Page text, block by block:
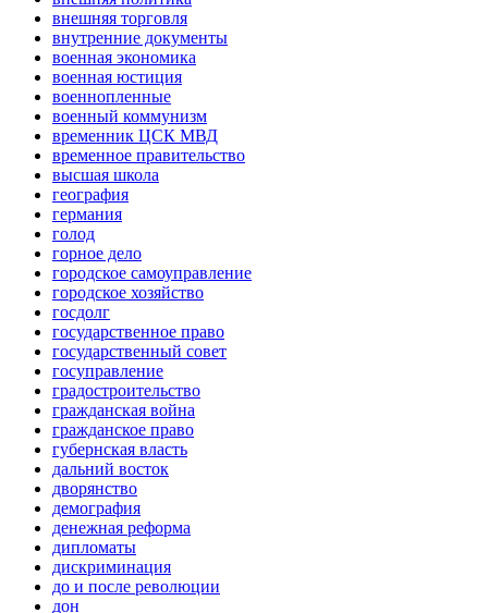
внешняя торговля
внутренние документы
военная экономика
военная юстиция
военнопленные
военный коммунизм
временник ЦСК МВД
временное правительство
высшая школа
география
германия
голод
горное дело
городское самоуправление
городское хозяйство
госдолг
государственное право
государственный совет
госуправление
градостроительство
гражданская война
гражданское право
губернская власть
дальний восток
дворянство
демография
денежная реформа
дипломаты
дискриминация
до и после революции
дон